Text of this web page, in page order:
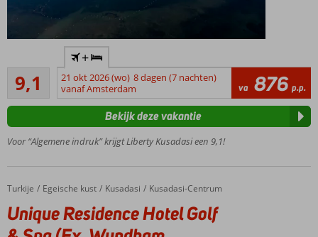
privé
strand
Diverse à-la-
toprestaurants
Fitness
sportmogelijkheden
9,1Uitstekend
15
beoordelingen
+
21 okt 2026 (wo) 8 dagen (7 nachten)
vanaf Amsterdam
va 876 p.p.
Voor “Algemene indruk” krijgt Liberty Kusadasi een 9,1!
Bekijk deze vakantie
Home
Turkije Egeische kust Kusadasi Kusadasi-Centrum
Unique Residence Hotel Golf & Spa (Ex. Wyndham Residences Kusadasi)
Unique Residence Hotel Golf